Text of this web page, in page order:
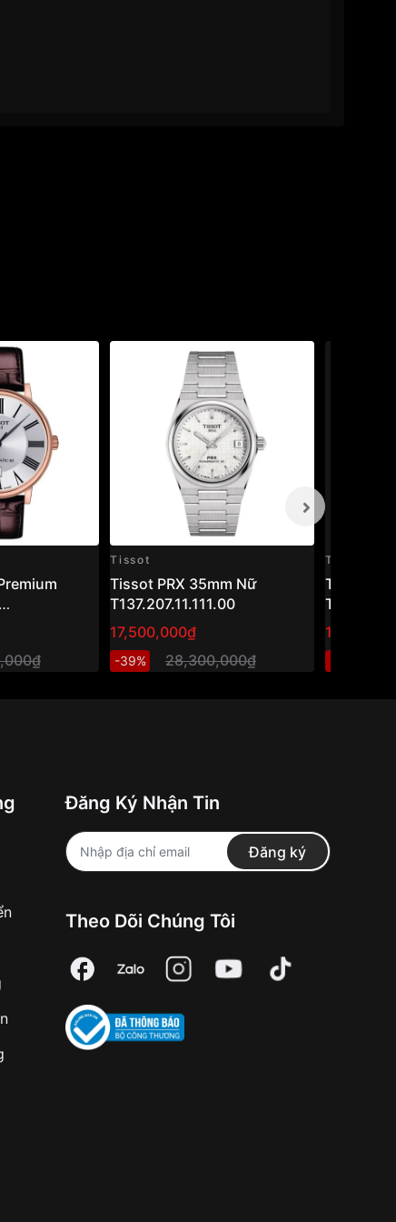
(40mm)
Thụy Sỹ
trọng
Tissot
Tissot PRX 35mm Nữ
T137.207.11.111.00
17,500,000₫
-39% 28,300,000₫
Tissot
Tissot
Đăng Ký Nhận Tin
Đăng ký
Theo Dõi Chúng Tôi